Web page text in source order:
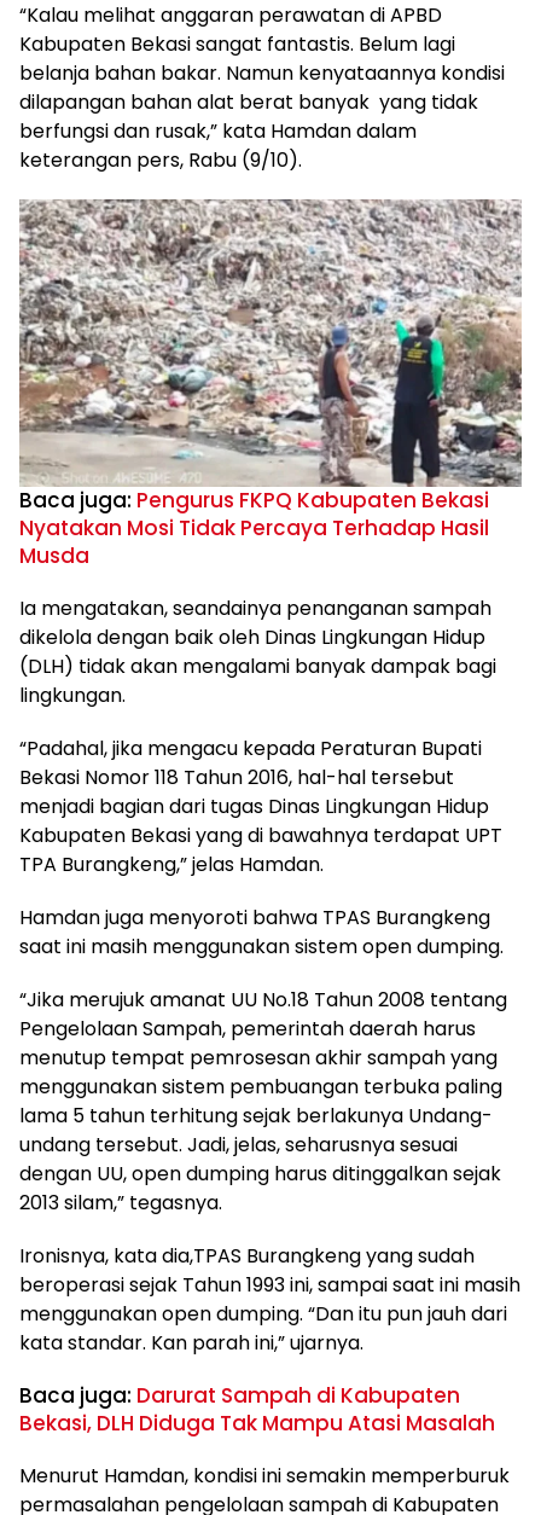
“Kalau melihat anggaran perawatan di APBD
Kabupaten Bekasi sangat fantastis. Belum lagi
belanja bahan bakar. Namun kenyataannya kondisi
dilapangan bahan alat berat banyak yang tidak
berfungsi dan rusak,” kata Hamdan dalam
keterangan pers, Rabu (9/10).
Baca juga: Pengurus FKPQ Kabupaten Bekasi
Nyatakan Mosi Tidak Percaya Terhadap Hasil
Musda
Ia mengatakan, seandainya penanganan sampah
dikelola dengan baik oleh Dinas Lingkungan Hidup
(DLH) tidak akan mengalami banyak dampak bagi
lingkungan.
“Padahal, jika mengacu kepada Peraturan Bupati
Bekasi Nomor 118 Tahun 2016, hal-hal tersebut
menjadi bagian dari tugas Dinas Lingkungan Hidup
Kabupaten Bekasi yang di bawahnya terdapat UPT
TPA Burangkeng,” jelas Hamdan.
Hamdan juga menyoroti bahwa TPAS Burangkeng
saat ini masih menggunakan sistem open dumping.
“Jika merujuk amanat UU No.18 Tahun 2008 tentang
Pengelolaan Sampah, pemerintah daerah harus
menutup tempat pemrosesan akhir sampah yang
menggunakan sistem pembuangan terbuka paling
lama 5 tahun terhitung sejak berlakunya Undang-
undang tersebut. Jadi, jelas, seharusnya sesuai
dengan UU, open dumping harus ditinggalkan sejak
2013 silam,” tegasnya.
Ironisnya, kata dia,TPAS Burangkeng yang sudah
beroperasi sejak Tahun 1993 ini, sampai saat ini masih
menggunakan open dumping. “Dan itu pun jauh dari
kata standar. Kan parah ini,” ujarnya.
Baca juga: Darurat Sampah di Kabupaten
Bekasi, DLH Diduga Tak Mampu Atasi Masalah
Menurut Hamdan, kondisi ini semakin memperburuk
permasalahan pengelolaan sampah di Kabupaten